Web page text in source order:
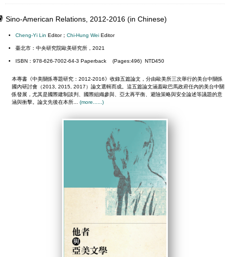
Sino-American Relations, 2012-2016 (in Chinese)
Cheng-Yi Lin Editor；Chi-Hung Wei Editor
臺北市：中央研究院歐美研究所，2021
ISBN：978-626-7002-64-3 Paperback (Pages:496) NTD450
本專書《中美關係專題研究：2012-2016》收錄五篇論文，分由歐美所三次舉行的美台中關係
國內研討會（2013, 2015, 2017）論文選輯而成。這五篇論文涵蓋歐巴馬政府任內的美台中關
係發展，尤其是國際建制談判、國際組織參與、亞太再平衡、避險策略與安全論述等議題的意
涵與衝擊。論文先後在本所... (more......)